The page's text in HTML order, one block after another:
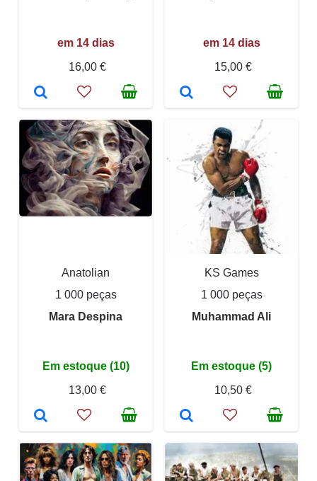
em 14 dias
16,00 €
em 14 dias
15,00 €
Anatolian
1 000 peças
Mara Despina
Em estoque (10)
13,00 €
KS Games
1 000 peças
Muhammad Ali
Em estoque (5)
10,50 €